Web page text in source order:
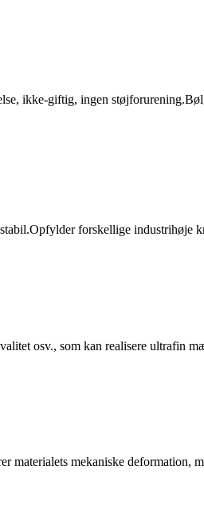
ikke-giftig, ingen
forskellige industrihøje
osv., som kan realisere ultrafin
materialets mekaniske deformation,